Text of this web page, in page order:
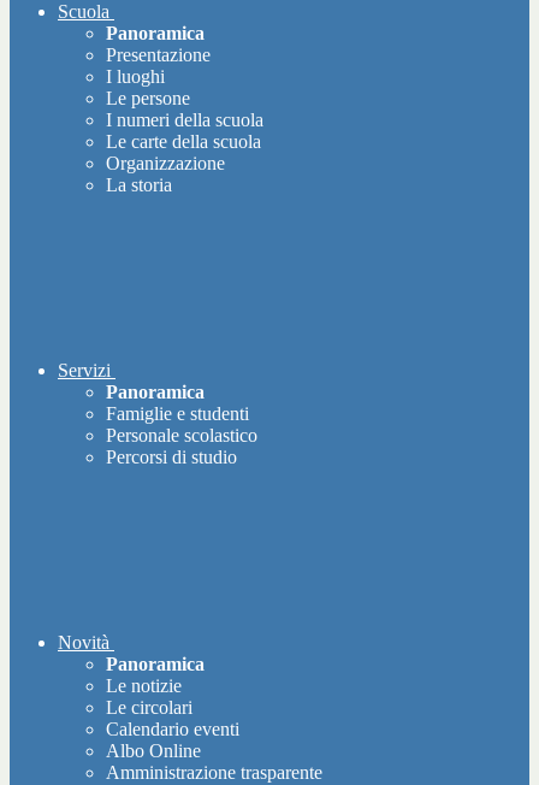
Scuola
Panoramica
Presentazione
I luoghi
Le persone
I numeri della scuola
Le carte della scuola
Organizzazione
La storia
Servizi
Panoramica
Famiglie e studenti
Personale scolastico
Percorsi di studio
Novità
Panoramica
Le notizie
Le circolari
Calendario eventi
Albo Online
Amministrazione trasparente